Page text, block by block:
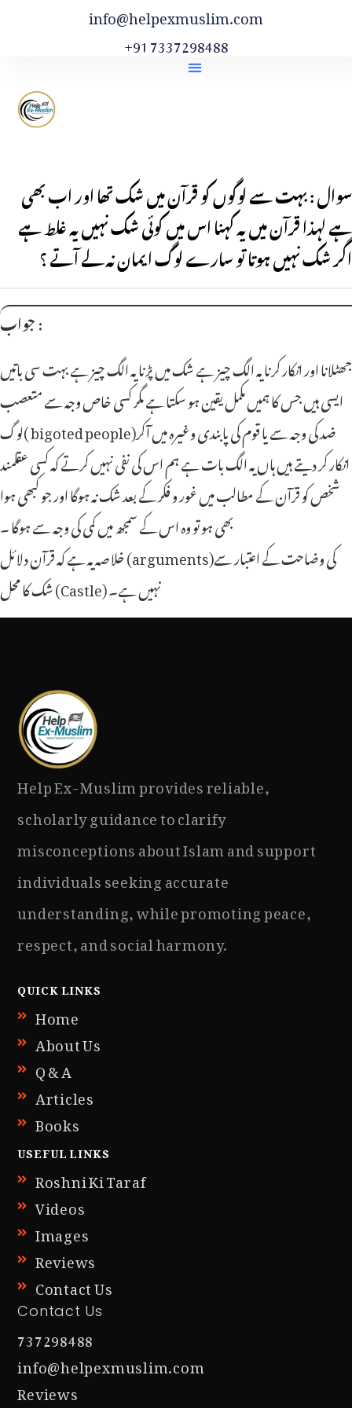
info@helpexmuslim.com
+91 7337298488
سوال : بہت سے لوگوں کو قرآن میں شک تھا اور اب بھی
ہے لہذا قرآن میں یہ کہنا اس میں کوئی شک نہیں یہ غلط ہے
اگر شک نہیں ہوتا تو سارے لوگ ایمان نہ لے آتے ؟
جواب :
جھٹلانا اور انکار کرنا یہ الگ چیز ہے شک میں پڑنا یہ الگ چیز ہے بہت سی باتیں
ایسی ہیں جس کا ہمیں مکمل یقین ہو سکتا ہے مگر کسی خاص وجہ سے متعصب
لوگ( bigoted people)ضد کی وجہ سے یا قوم کی پابندی وغیرہ میں آکر
انکار کر دیتے ہیں ہاں یہ الگ بات ہے ہم اس کی نفی نہیں کرتے کہ کسی عقلمند
شخص کو قرآن کے مطالب میں غور و فکر کے بعد شک نہ ہوگا اور جو کبھی ہوا
بھی ہو تو وہ اس کے سمجھ میں کمی کی وجہ سے ہوگا ۔
خلاصہ یہ ہے کہ قرآن دلائل (arguments)کی وضاحت کے اعتبار سے
شک کا محل (Castle) نہیں ہے۔
Help Ex-Muslim provides reliable,
scholarly guidance to clarify
misconceptions about Islam and support
individuals seeking accurate
understanding, while promoting peace,
respect, and social harmony.
QUICK LINKS
Home
About Us
Q & A
Articles
Books
USEFUL LINKS
Roshni Ki Taraf
Videos
Images
Reviews
Contact Us
Contact Us
737298488
info@helpexmuslim.com
Reviews